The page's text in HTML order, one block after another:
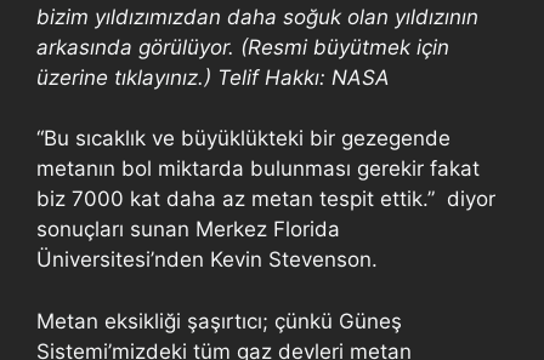
bizim yıldızımızdan daha soğuk olan yıldızının
arkasında görülüyor. (Resmi büyütmek için
üzerine tıklayınız.) Telif Hakkı: NASA
“Bu sıcaklık ve büyüklükteki bir gezegende
metanın bol miktarda bulunması gerekir fakat
biz 7000 kat daha az metan tespit ettik.” diyor
sonuçları sunan Merkez Florida
Üniversitesi’nden Kevin Stevenson.
Metan eksikliği şaşırtıcı; çünkü Güneş
Sistemi’mizdeki tüm gaz devleri metan